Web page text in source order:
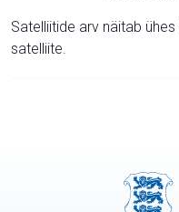
Satelliitide arv näitab
satelliite.